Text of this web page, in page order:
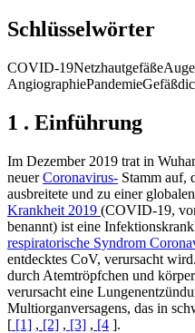
Schlüsselwörter
COVID-
1 . Einführung
Im Dezember 2019 trat in
neuerCoronavirus- Stamm auf,
ausbreitete und zu einer
Krankheit 2019 (COVID-19,
benannt) ist eine
respiratorische Syndrom
entdecktes CoV, verursacht
durch Atemtröpfchen und
verursacht eine
Multiorganversagens, das in
[ [1] , [2] , [3] , [4 ].